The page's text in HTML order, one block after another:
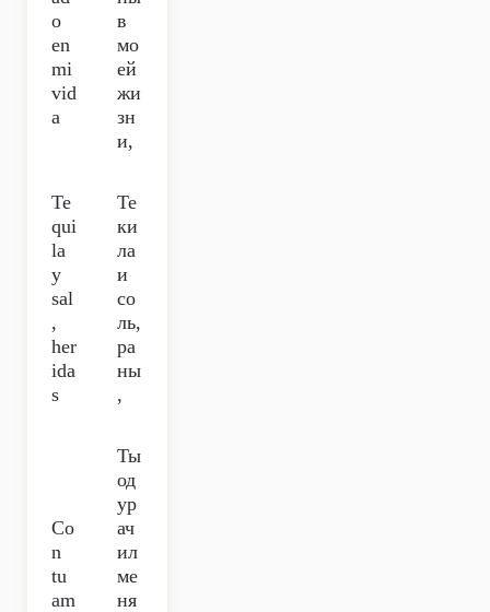
o
en
mi
vid
a
в
мо
ей
жи
зн
и,
Te
qui
la
y
sal
,
her
ida
s
Те
ки
ла
и
со
ль,
ра
ны
,
Co
n
tu
am
Ты
од
ур
ач
ил
ме
ня